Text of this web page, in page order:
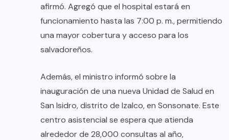
afirmó. Agregó que el hospital estará en
funcionamiento hasta las 7:00 p. m., permitiendo
una mayor cobertura y acceso para los
salvadoreños.
Además, el ministro informó sobre la
inauguración de una nueva Unidad de Salud en
San Isidro, distrito de Izalco, en Sonsonate. Este
centro asistencial se espera que atienda
alrededor de 28,000 consultas al año,